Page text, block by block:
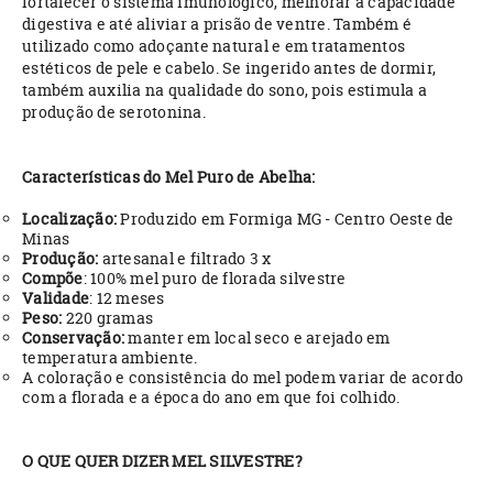
digestiva e até aliviar a prisão de ventre. Também é
utilizado como adoçante natural e em tratamentos
estéticos de pele e cabelo. Se ingerido antes de dormir,
também auxilia na qualidade do sono, pois estimula a
produção de serotonina.
Características do Mel Puro de Abelha:
Localização:Produzido em Formiga MG - Centro Oeste de
Minas
Produção: artesanal e filtrado 3 x
Compõe: 100% mel puro de florada silvestre
Validade: 12 meses
Peso: 220 gramas
Conservação:manter em local seco e arejado em
temperatura ambiente.
A coloração e consistência do mel podem variar de acordo
com a florada e a época do ano em que foi colhido.
O QUE QUER DIZER MEL SILVESTRE?